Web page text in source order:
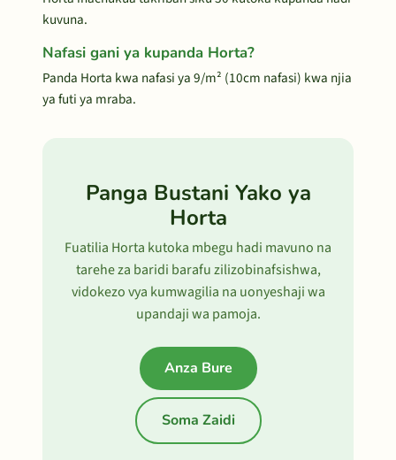
kuvuna.
Nafasi gani ya kupanda Horta?
Panda Horta kwa nafasi ya 9/m² (10cm nafasi) kwa njia
ya futi ya mraba.
Panga Bustani Yako ya
Horta
Fuatilia Horta kutoka mbegu hadi mavuno na
tarehe za baridi barafu zilizobinafsishwa,
vidokezo vya kumwagilia na uonyeshaji wa
upandaji wa pamoja.
Anza Bure
Soma Zaidi